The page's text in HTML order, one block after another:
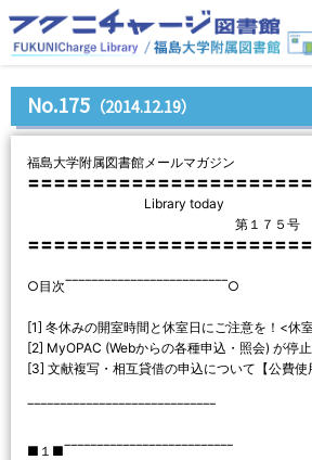
No.175 （2014.12.19）
福島大学附属図書館メールマガジン
〓〓〓〓〓〓〓〓〓〓〓〓〓〓〓〓〓〓〓〓〓
Library today
第１７５号
〓〓〓〓〓〓〓〓〓〓〓〓〓〓〓〓〓〓〓〓〓
○目次‾‾‾‾‾‾‾‾‾‾‾‾‾‾‾‾‾‾‾‾‾‾‾‾‾○
[1] 冬休みの開室時間と休室日にご注意を！<休
[2] MyOPAC (Webからの各種申込・照会) が停
[3] 文献複写・相互貸借の申込について【公費使
‾‾‾‾‾‾‾‾‾‾‾‾‾‾‾‾‾‾‾‾‾‾‾‾‾‾‾‾‾
■１■‾‾‾‾‾‾‾‾‾‾‾‾‾‾‾‾‾‾‾‾‾‾‾‾‾‾